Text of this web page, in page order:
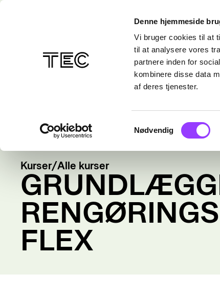
Denne hjemmeside
Vi bruger cookies til at
til at analysere vores
partnere inden for
kombinere disse data
af deres tjenester.
Samtykkevalg
Nødvendig
Kurser/Alle kurser
FLEX